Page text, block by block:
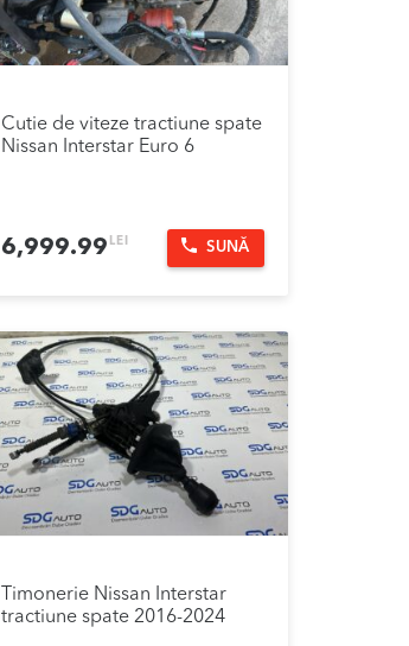
Cutie de viteze tractiune spate
Nissan Interstar Euro 6
6,999.99 LEI SUNĂ
Timonerie Nissan Interstar
tractiune spate 2016-2024